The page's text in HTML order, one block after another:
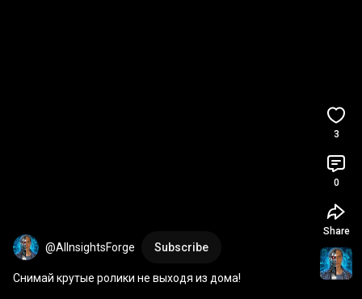
@AIInsightsForge Subscribe
Снимай крутые ролики не выходя из дома!
3
0
Share